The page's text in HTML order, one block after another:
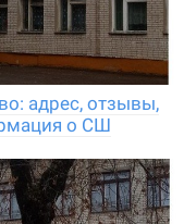
адрес, отзывы,
о СШ